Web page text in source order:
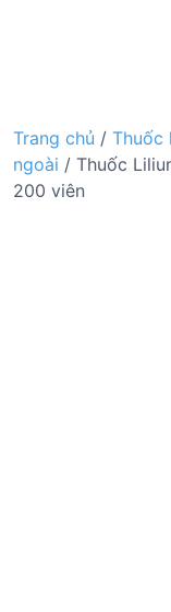
Trang chủ / Thuốc
ngoài / Thuốc
200 viên